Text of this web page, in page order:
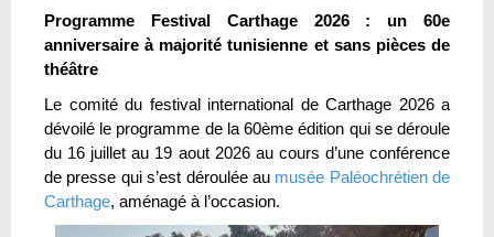
Programme Festival Carthage 2026 : un 60e
anniversaire à majorité tunisienne et sans pièces de
théâtre
Le comité du festival international de Carthage 2026 a
dévoilé le programme de la 60ème édition qui se déroule
du 16 juillet au 19 aout 2026 au cours d’une conférence
de presse qui s’est déroulée aumusée Paléochrétien de
Carthage, aménagé à l’occasion.